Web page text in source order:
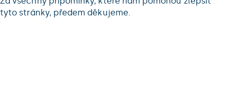
tyto stránky, předem děkujeme.